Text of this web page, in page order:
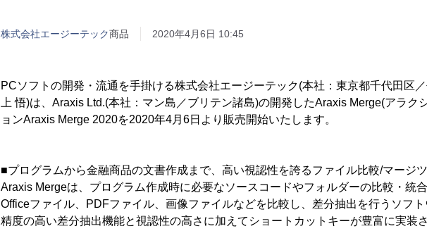
株式会社エージーテック商品 2020年4月6日 10:45
PCソフトの開発・流通を手掛ける株式会社エージーテック(本社：東京都千代田区
上 悟)は、Araxis Ltd.(本社：マン島／ブリテン諸島)の開発したAraxis Merge(アラク
ョンAraxis Merge 2020を2020年4月6日より販売開始いたします。
■プログラムから金融商品の文書作成まで、高い視認性を誇るファイル比較/マージ
Araxis Mergeは、プログラム作成時に必要なソースコードやフォルダーの比較・統
Officeファイル、PDFファイル、画像ファイルなどを比較し、差分抽出を行うソフ
精度の高い差分抽出機能と視認性の高さに加えてショートカットキーが豊富に実装